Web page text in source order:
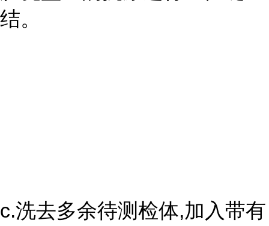
结。
c.洗去多余待测检体,加入带有